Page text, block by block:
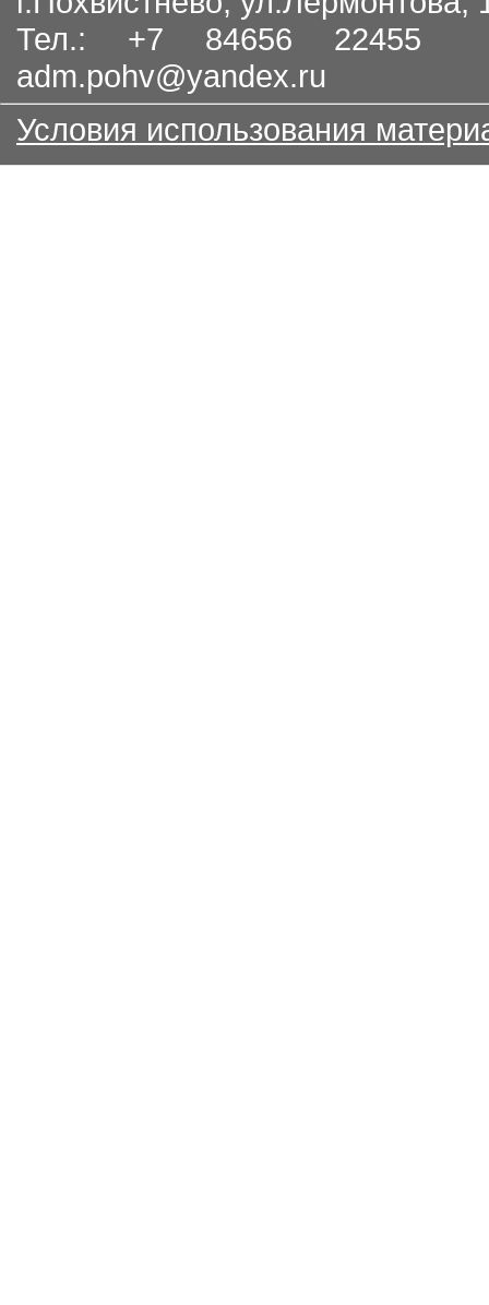
Тел.: +7 84656
adm.pohv@yandex.ru
Условия использования